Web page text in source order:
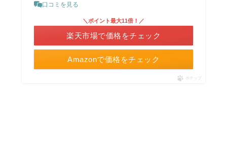
口コミを見る
Amazonで価格をチェック
＼ポイント最大11倍！／
楽天市場で価格をチェック
ポチップ